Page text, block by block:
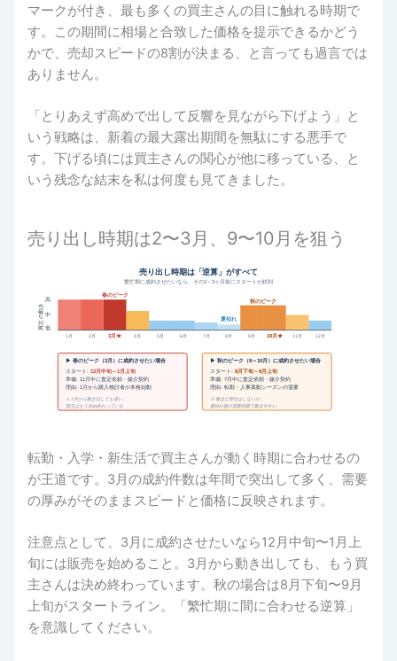
マークが付き、最も多くの買主さんの目に触れる時期で
す。この期間に相場と合致した価格を提示できるかどう
かで、売却スピードの8割が決まる、と言っても過言では
ありません。
「とりあえず高めで出して反響を見ながら下げよう」と
いう戦略は、新着の最大露出期間を無駄にする悪手で
す。下げる頃には買主さんの関心が他に移っている、と
いう残念な結末を私は何度も見てきました。
売り出し時期は2〜3月、9〜10月を狙う
売り出し時期は「逆算」がすべて
繁忙期に成約させたいなら、その2～3ヶ月前にスタートが鉄則
1月 2月 3月★ 4月 5月 6月 7月 8月 9月 10月★ 11月 12月
高
中
低
買主の動き
春のピーク
秋のピーク
夏枯れ
▶ 春のピーク（3月）に成約させたい場合
スタート: 12月中旬～1月上旬
準備: 11月中に査定依頼・媒介契約
理由: 1月から購入検討者が本格始動
⚠ 3月から動き出しても遅い。
買主はもう決め終わっている
▶ 秋のピーク（9～10月）に成約させたい場合
スタート: 8月下旬～9月上旬
準備: 7月中に査定依頼・媒介契約
理由: 転勤・人事異動シーズンの需要
※ 春ほど突出はしないが、
夏枯れ後の需要回復で動きやすい
転勤・入学・新生活で買主さんが動く時期に合わせるの
が王道です。3月の成約件数は年間で突出して多く、需要
の厚みがそのままスピードと価格に反映されます。
注意点として、3月に成約させたいなら12月中旬〜1月上
旬には販売を始めること。3月から動き出しても、もう買
主さんは決め終わっています。秋の場合は8月下旬〜9月
上旬がスタートライン。「繁忙期に間に合わせる逆算」
を意識してください。